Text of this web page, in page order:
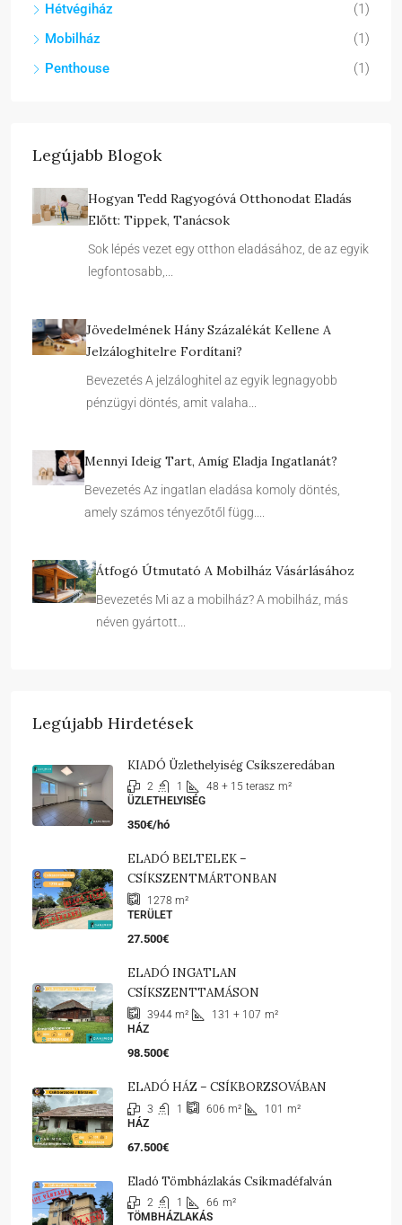
Hétvégiház
(1)
Mobilház
(1)
Penthouse
(1)
Legújabb Blogok
Hogyan Tedd Ragyogóvá Otthonodat Eladás
Előtt: Tippek, Tanácsok
Sok lépés vezet egy otthon eladásához, de az egyik
legfontosabb,...
Jövedelmének Hány Százalékát Kellene A
Jelzáloghitelre Fordítani?
Bevezetés A jelzáloghitel az egyik legnagyobb
pénzügyi döntés, amit valaha...
Mennyi Ideig Tart, Amíg Eladja Ingatlanát?
Bevezetés Az ingatlan eladása komoly döntés,
amely számos tényezőtől függ....
Átfogó Útmutató A Mobilház Vásárlásához
Bevezetés Mi az a mobilház? A mobilház, más
néven gyártott...
Legújabb Hirdetések
KIADÓ Üzlethelyiség Csíkszeredában
2 1 48 + 15 terasz m²
ÜZLETHELYISÉG
350€/hó
ELADÓ BELTELEK –
CSÍKSZENTMÁRTONBAN
1278 m²
TERÜLET
27.500€
ELADÓ INGATLAN
CSÍKSZENTTAMÁSON
3944 m² 131 + 107 m²
HÁZ
98.500€
ELADÓ HÁZ – CSÍKBORZSOVÁBAN
3 1 606 m² 101 m²
HÁZ
67.500€
Eladó Tömbházlakás Csíkmadéfalván
2 1 66 m²
TÖMBHÁZLAKÁS